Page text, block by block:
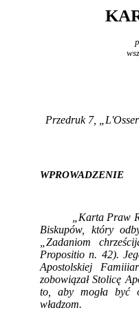
Przedruk 7,
WPROWADZENIE
„Karta Praw
Biskupów, który
„Zadaniom
Propositio n. 42).
Apostolskiej
zobowiązał Stolicę
to, aby mogła być
władzom.